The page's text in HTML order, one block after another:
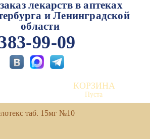
лекарств в аптеках
и Ленинградской
области
99-09
КОРЗИНА
Пуста
таб. 15мг №10